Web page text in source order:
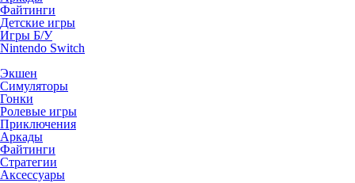
Файтинги
Детские игры
Игры Б/У
Nintendo Switch
Экшен
Симуляторы
Гонки
Ролевые игры
Приключения
Аркады
Файтинги
Стратегии
Аксессуары